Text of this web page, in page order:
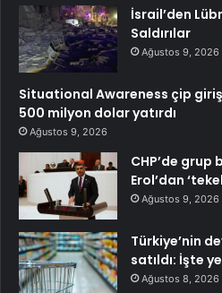
İsrail’den
Saldırılar
Ağustos 9, 2026
Situational Awareness çip
500 milyon dolar yatırdı
Ağustos 9, 2026
CHP’de grup
Erol’dan
Ağustos 9, 2026
Türkiye’nin
satıldı: İşte
Ağustos 8, 2026